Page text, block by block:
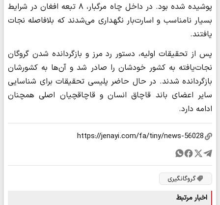
پوشیده شده بود. در داخل چاه مرگبار، ۸ تبعه افغان در شرایط
بسیار نامناسب و اسارت‌بار نگهداری می‌شدند که بلافاصله نجات
یافتند.
پس از تحقیقات اولیه، دستور رد مرز و بازگردانده شدن گروگان
نجات‌یافته به کشور خودشان را صادر شد و آن‌ها به کشورشان
بازگردانده شدند. در حال حاضر پلیسی تحقیقات برای شناسایی
سایر اعضای باند قاچاق انسان و قاچاقچیان اصلی همچنان
ادامه دارد.
گروگانگیری
اخبار مرتبط